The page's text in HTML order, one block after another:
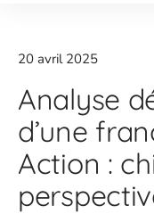
20 avril 2025
Analyse
d’une
Action :